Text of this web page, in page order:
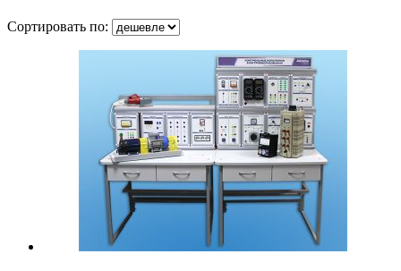
Сортировать по: